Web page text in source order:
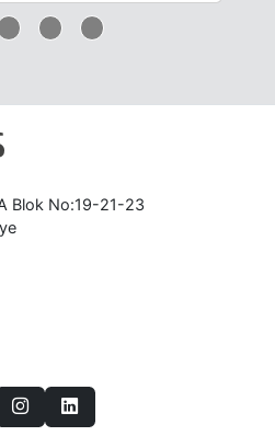
Blok No:19-21-23